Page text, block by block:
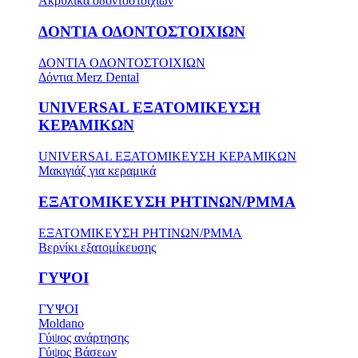
ΔΟΝΤΙΑ ΟΔΟΝΤΟΣΤΟΙΧΙΩΝ
ΔΟΝΤΙΑ ΟΔΟΝΤΟΣΤΟΙΧΙΩΝ
Δόντια Merz Dental
UNIVERSAL ΕΞΑΤΟΜΙΚΕΥΣΗ
ΚΕΡΑΜΙΚΩΝ
UNIVERSAL ΕΞΑΤΟΜΙΚΕΥΣΗ ΚΕΡΑΜΙΚΩΝ
Μακιγιάζ για κεραμικά
ΕΞΑΤΟΜΙΚΕΥΣΗ ΡΗΤΙΝΩΝ/PMMA
ΕΞΑΤΟΜΙΚΕΥΣΗ ΡΗΤΙΝΩΝ/PMMA
Βερνίκι εξατομίκευσης
ΓΥΨΟΙ
ΓΥΨΟΙ
Moldano
Γύψος ανάρτησης
Γύψος Βάσεων